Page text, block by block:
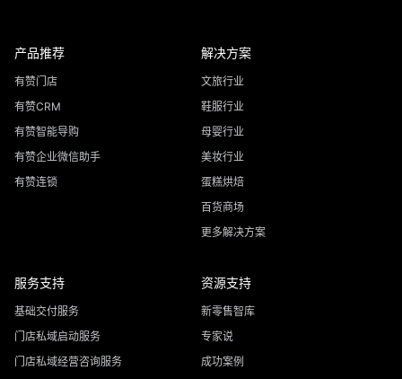
产品推荐
有赞门店
有赞CRM
有赞智能导购
有赞企业微信助手
有赞连锁
解决方案
文旅行业
鞋服行业
母婴行业
美妆行业
蛋糕烘焙
百货商场
更多解决方案
服务支持
基础交付服务
门店私域启动服务
门店私域经营咨询服务
资源支持
新零售智库
专家说
成功案例